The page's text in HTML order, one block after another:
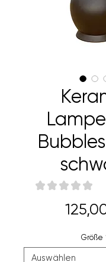
★ ★ ★ ★ ★
Größe